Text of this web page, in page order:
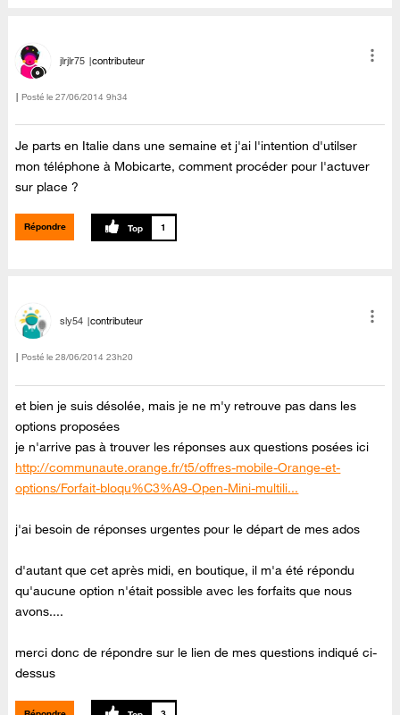
jlrjlr75 contributeur
Posté le ‎27/06/2014 9h34
Je parts en Italie dans une semaine et j'ai l'intention d'utilser
mon téléphone à Mobicarte, comment procéder pour l'actuver
sur place ?
Répondre 1
sly54 contributeur
Posté le ‎28/06/2014 23h20
et bien je suis désolée, mais je ne m'y retrouve pas dans les
options proposées
je n'arrive pas à trouver les réponses aux questions posées ici
http://communaute.orange.fr/t5/offres-mobile-Orange-et-
options/Forfait-bloqu%C3%A9-Open-Mini-multili...
j'ai besoin de réponses urgentes pour le départ de mes ados
d'autant que cet après midi, en boutique, il m'a été répondu
qu'aucune option n'était possible avec les forfaits que nous
avons....
merci donc de répondre sur le lien de mes questions indiqué ci-
dessus